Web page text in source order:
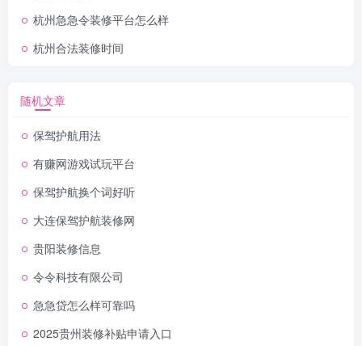
杭州急急令装修平台怎么样
杭州合法装修时间
随机文章
保驾护航用法
有赚网游戏试玩平台
保驾护航换个词好听
大连保驾护航装修网
贵阳装修信息
令令科技有限公司
急急贷怎么样可靠吗
2025贵州装修补贴申请入口